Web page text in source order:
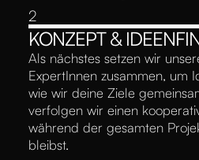
2
KONZEPT &
Als nächstes setzen wir
ExpertInnen zusammen, um
wie wir deine Ziele
verfolgen wir einen
während der gesamten
bleibst.